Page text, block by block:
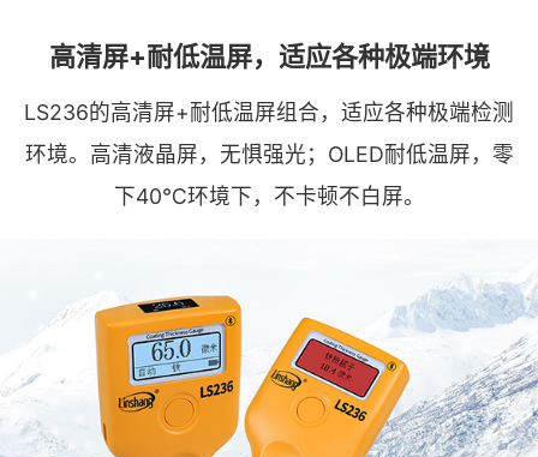
高清屏+耐低温屏，适应各种极端环境
LS236的高清屏+耐低温屏组合，适应各种极端检测
环境。高清液晶屏，无惧强光；OLED耐低温屏，零
下40℃环境下，不卡顿不白屏。